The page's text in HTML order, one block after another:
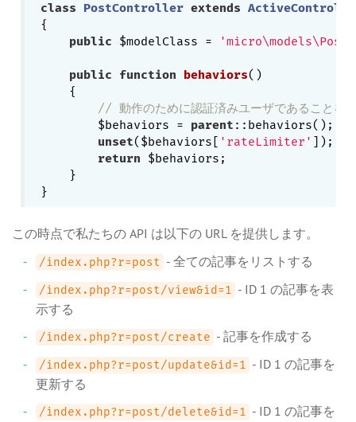
class PostController extends
{
public $modelClass = 'micro\models\Post'
public function behaviors()
{
// 動作のために認証済みユーザであること
        $behaviors =
parent ::behaviors();
unset($behaviors[ 'rateLimiter' ]);
return $behaviors;
    }
この時点で私たちの API は以下の URL を提供します。
/index.php?r=post - 全ての記事をリストする
/index.php?r=post/view&id=1 - ID 1 の記事を表
示する
/index.php?r=post/create - 記事を作成する
/index.php?r=post/update&id=1 - ID 1 の記事を
更新する
/index.php?r=post/delete&id=1 - ID 1 の記事を